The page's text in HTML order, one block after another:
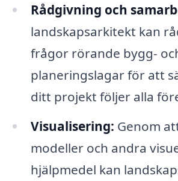
Rådgivning och
landskapsarkitekt kan
frågor rörande bygg-
planeringslagar för att
ditt projekt följer alla
Visualisering: Genom
modeller och andra
hjälpmedel kan